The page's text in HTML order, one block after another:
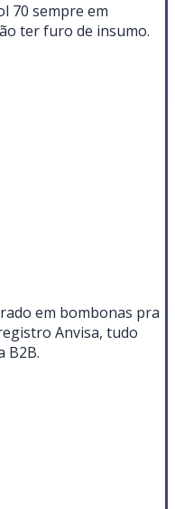
70 sempre em
ter furo de insumo.
em bombonas pra
Anvisa, tudo
B2B.